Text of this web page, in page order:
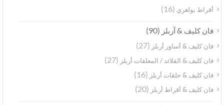
أقراط بولغري(16)
فان كليف & آربلز (90)
فان كليف & أساور أربلز (27)
فان كليف & القلائد / المعلقات أربلز (27)
فان كليف & حلقات أربلز (16)
فان كليف & أقراط أربلز (20)